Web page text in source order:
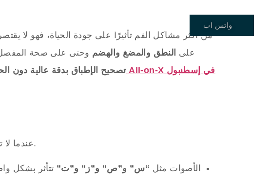
الصفحة الرئيسية واتس اب
على النطق والمضغ والهضم وحتى على صحة المفصل
تصحيح الإطباق بدقة عالية دون
عيادة All-on-X في إسطنبول
عندما لا تتطابق الأسنان العلوية والسفلية بالشكل الصحيح، يصبح خروج الأصوات من الفم غير طبيعي.
الأصوات مثل “س” و”ص” و”ز” و”ت” تتأثر بشكل